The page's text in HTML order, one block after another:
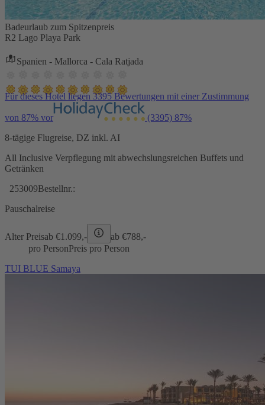
Badeurlaub zum Spitzenpreis
R2 Lago Playa Park
Spanien - Mallorca - Cala Ratjada
Für dieses Hotel liegen 3395 Bewertungen mit einer Zustimmung
von 87% vor (3395) 87%
8-tägige Flugreise, DZ inkl. AI
All Inclusive Verpflegung mit abwechslungsreichen Buffets und
Getränken
253009Bestellnr.:
Pauschalreise
Alter Preisab €1.099,- ab €788,-
pro PersonPreis pro Person
TUI BLUE Samaya